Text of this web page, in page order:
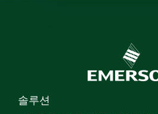
솔루션